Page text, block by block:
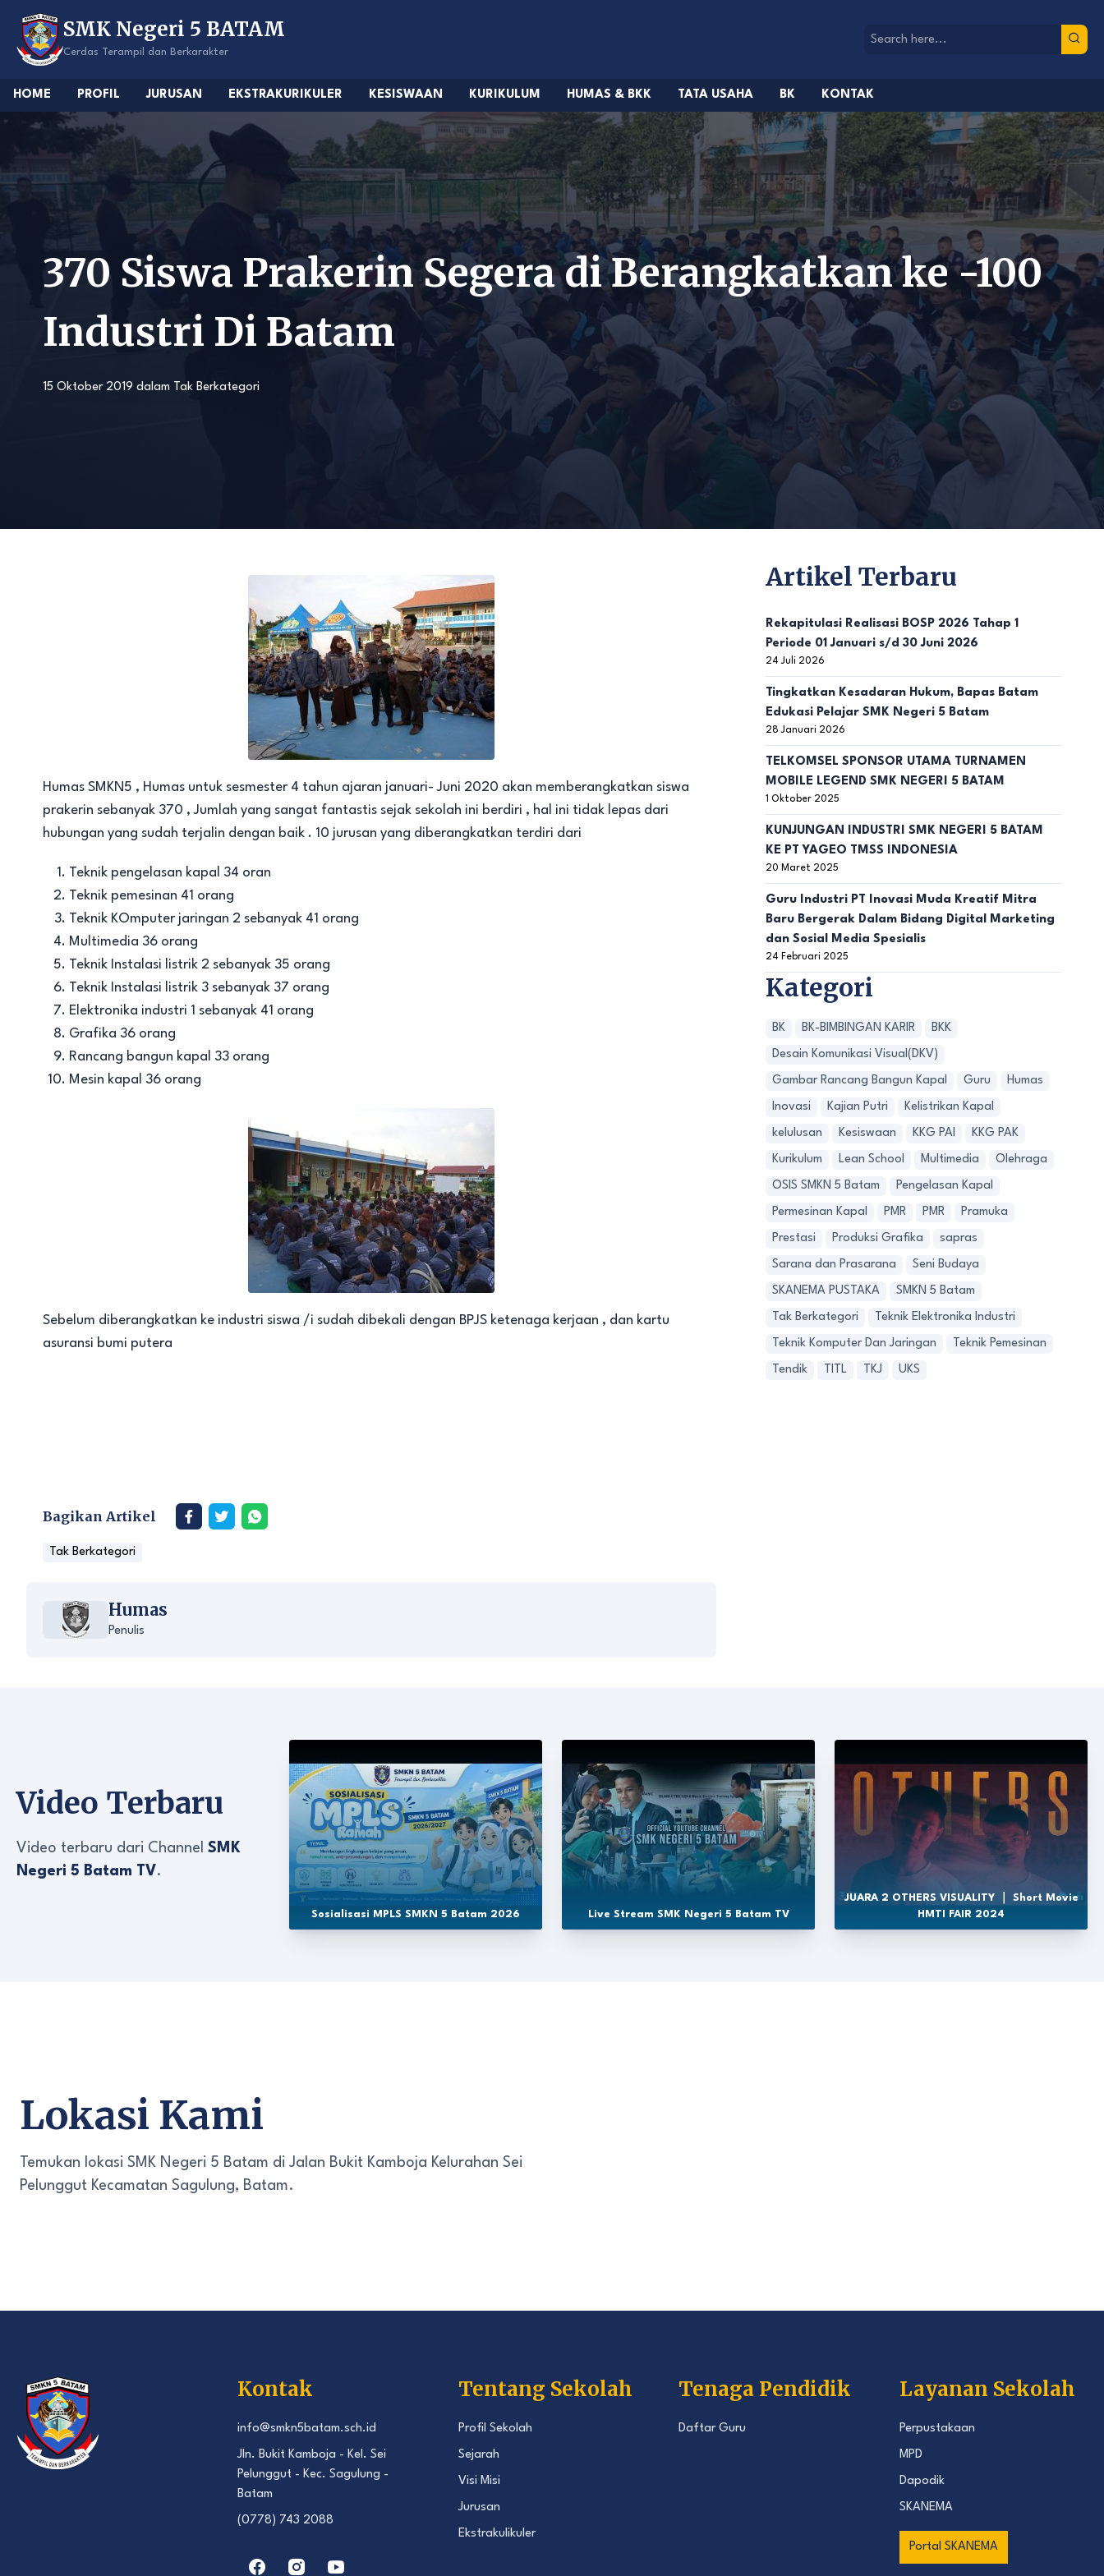
content
SMK Negeri 5 BATAM
Cerdas Terampil dan Berkarakter
HOME PROFIL JURUSAN EKSTRAKURIKULER KESISWAAN KURIKULUM HUMAS & BKK TATA USAHA BK KONTAK
370 Siswa Prakerin Segera di Berangkatkan ke -100
Industri Di Batam
15 Oktober 2019 dalam Tak Berkategori
Humas SMKN5 , Humas untuk sesmester 4 tahun ajaran januari- Juni 2020 akan memberangkatkan siswa
prakerin sebanyak 370 , Jumlah yang sangat fantastis sejak sekolah ini berdiri , hal ini tidak lepas dari
hubungan yang sudah terjalin dengan baik . 10 jurusan yang diberangkatkan terdiri dari
Teknik pengelasan kapal 34 oran
Teknik pemesinan 41 orang
Teknik KOmputer jaringan 2 sebanyak 41 orang
Multimedia 36 orang
Teknik Instalasi listrik 2 sebanyak 35 orang
Teknik Instalasi listrik 3 sebanyak 37 orang
Elektronika industri 1 sebanyak 41 orang
Grafika 36 orang
Rancang bangun kapal 33 orang
Mesin kapal 36 orang
Sebelum diberangkatkan ke industri siswa /i sudah dibekali dengan BPJS ketenaga kerjaan , dan kartu
asuransi bumi putera
Bagikan Artikel
Tak Berkategori
Humas
Penulis
Artikel Terbaru
Rekapitulasi Realisasi BOSP 2026 Tahap 1
Periode 01 Januari s/d 30 Juni 2026
24 Juli 2026
Tingkatkan Kesadaran Hukum, Bapas Batam
Edukasi Pelajar SMK Negeri 5 Batam
28 Januari 2026
TELKOMSEL SPONSOR UTAMA TURNAMEN
MOBILE LEGEND SMK NEGERI 5 BATAM
1 Oktober 2025
KUNJUNGAN INDUSTRI SMK NEGERI 5 BATAM
KE PT YAGEO TMSS INDONESIA
20 Maret 2025
Guru Industri PT Inovasi Muda Kreatif Mitra
Baru Bergerak Dalam Bidang Digital Marketing
dan Sosial Media Spesialis
24 Februari 2025
Kategori
BK BK-BIMBINGAN KARIR BKK
Desain Komunikasi Visual(DKV)
Gambar Rancang Bangun Kapal Guru Humas
Inovasi Kajian Putri Kelistrikan Kapal
kelulusan Kesiswaan KKG PAI KKG PAK
Kurikulum Lean School Multimedia Olehraga
OSIS SMKN 5 Batam Pengelasan Kapal
Permesinan Kapal PMR PMR Pramuka
Prestasi Produksi Grafika sapras
Sarana dan Prasarana Seni Budaya
SKANEMA PUSTAKA SMKN 5 Batam
Tak Berkategori Teknik Elektronika Industri
Teknik Komputer Dan Jaringan Teknik Pemesinan
Tendik TITL TKJ UKS
Video Terbaru
Video terbaru dari Channel SMK
Negeri 5 Batam TV.
Sosialisasi MPLS SMKN 5 Batam 2026 Live Stream SMK Negeri 5 Batam TV
JUARA 2 OTHERS VISUALITY ｜ Short Movie
HMTI FAIR 2024
Lokasi Kami
Temukan lokasi SMK Negeri 5 Batam di Jalan Bukit Kamboja Kelurahan Sei
Pelunggut Kecamatan Sagulung, Batam.
Kontak
info@smkn5batam.sch.id
Jln. Bukit Kamboja - Kel. Sei
Pelunggut - Kec. Sagulung -
Batam
(0778) 743 2088
Tentang Sekolah
Profil Sekolah
Sejarah
Visi Misi
Jurusan
Ekstrakulikuler
Tenaga Pendidik
Daftar Guru
Layanan Sekolah
Perpustakaan
MPD
Dapodik
SKANEMA
Portal SKANEMA